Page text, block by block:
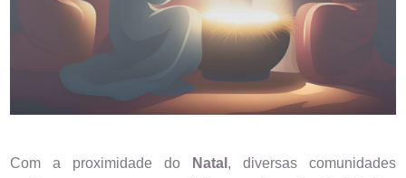
Com a proximidade do Natal , diversas comunidades